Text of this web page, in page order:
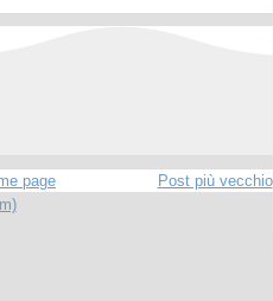
Post più vecchio
page